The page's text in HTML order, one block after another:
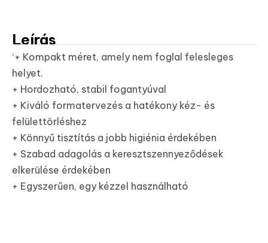
Leírás
‘+ Kompakt méret, amely nem foglal felesleges
helyet.
+ Hordozható, stabil fogantyúval
+ Kiváló formatervezés a hatékony kéz- és
felülettörléshez
+ Könnyű tisztítás a jobb higiénia érdekében
+ Szabad adagolás a keresztszennyeződések
elkerülése érdekében
+ Egyszerűen, egy kézzel használható